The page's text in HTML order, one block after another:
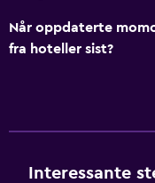
Når oppdaterte
fra hoteller sist?
Interessante